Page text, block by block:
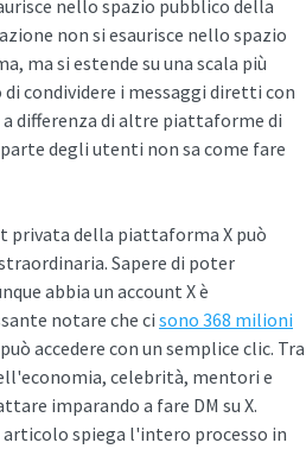
nello spazio pubblico della
non si esaurisce nello spazio
ma si estende su una scala più
condividere i messaggi diretti con
differenza di altre piattaforme di
degli utenti non sa come fare
privata della piattaforma X può
Sapere di poter
abbia un account X è
notare che ci sono 368 milioni
accedere con un semplice clic. Tra
celebrità, mentori e
imparando a fare DM su X.
spiega l'intero processo in